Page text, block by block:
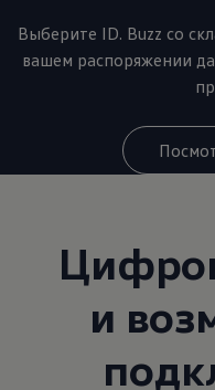
Выберите ID. Buzz со
вашем распоряжении
и